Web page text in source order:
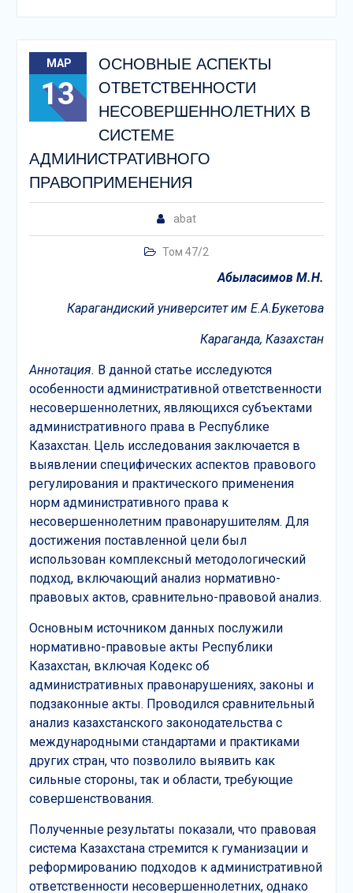
МАР
13
ОСНОВНЫЕ АСПЕКТЫ
ОТВЕТСТВЕННОСТИ
НЕСОВЕРШЕННОЛЕТНИХ В
СИСТЕМЕ
АДМИНИСТРАТИВНОГО
ПРАВОПРИМЕНЕНИЯ
abat
Том 47/2
Абыласимов М.Н.
Карагандиский университет им Е.А.Букетова
Караганда, Казахстан
Аннотация. В данной статье исследуются
особенности административной ответственности
несовершеннолетних, являющихся субъектами
административного права в Республике
Казахстан. Цель исследования заключается в
выявлении специфических аспектов правового
регулирования и практического применения
норм административного права к
несовершеннолетним правонарушителям. Для
достижения поставленной цели был
использован комплексный методологический
подход, включающий анализ нормативно-
правовых актов, сравнительно-правовой анализ.
Основным источником данных послужили
нормативно-правовые акты Республики
Казахстан, включая Кодекс об
административных правонарушениях, законы и
подзаконные акты. Проводился сравнительный
анализ казахстанского законодательства с
международными стандартами и практиками
других стран, что позволило выявить как
сильные стороны, так и области, требующие
совершенствования.
Полученные результаты показали, что правовая
система Казахстана стремится к гуманизации и
реформированию подходов к административной
ответственности несовершеннолетних, однако